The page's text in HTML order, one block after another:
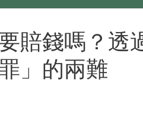
賠錢嗎？透
」的兩難